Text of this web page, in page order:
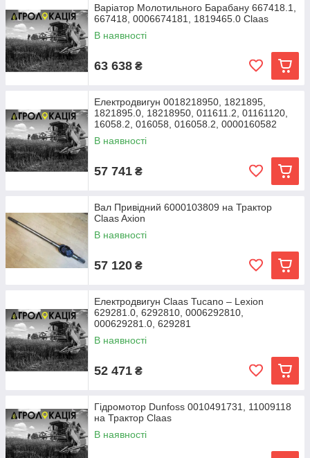
Варіатор Молотильного Барабану 667418.1,
667418, 0006674181, 1819465.0 Claas
В наявності
63 638 ₴
Електродвигун 0018218950, 1821895,
1821895.0, 18218950, 011611.2, 01161120,
16058.2, 016058, 016058.2, 0000160582
Claas
В наявності
57 741 ₴
Вал Привідний 6000103809 на Трактор
Claas Axion
В наявності
57 120 ₴
Електродвигун Claas Tucano – Lexion
629281.0, 6292810, 0006292810,
000629281.0, 629281
В наявності
52 471 ₴
Гідромотор Dunfoss 0010491731, 11009118
на Трактор Claas
В наявності